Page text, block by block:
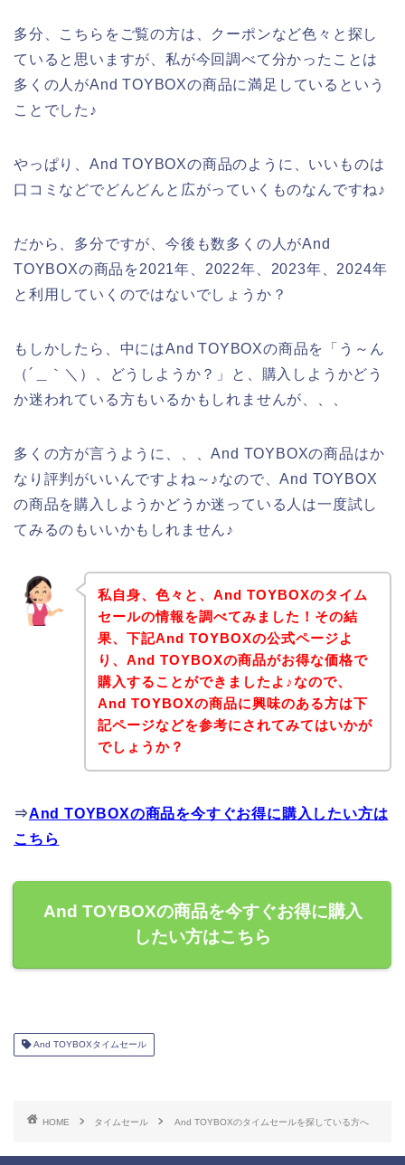
多分、こちらをご覧の方は、クーポンなど色々と探し
ていると思いますが、私が今回調べて分かったことは
多くの人がAnd TOYBOXの商品に満足しているという
ことでした♪
やっぱり、And TOYBOXの商品のように、いいものは
口コミなどでどんどんと広がっていくものなんですね♪
だから、多分ですが、今後も数多くの人がAnd
TOYBOXの商品を2021年、2022年、2023年、2024年
と利用していくのではないでしょうか？
もしかしたら、中にはAnd TOYBOXの商品を「う～ん
（´＿｀＼）、どうしようか？」と、購入しようかどう
か迷われている方もいるかもしれませんが、、、
多くの方が言うように、、、And TOYBOXの商品はか
なり評判がいいんですよね～♪なので、And TOYBOX
の商品を購入しようかどうか迷っている人は一度試し
てみるのもいいかもしれません♪
私自身、色々と、And TOYBOXのタイム
セールの情報を調べてみました！その結
果、下記And TOYBOXの公式ページよ
り、And TOYBOXの商品がお得な価格で
購入することができましたよ♪なので、
And TOYBOXの商品に興味のある方は下
記ページなどを参考にされてみてはいかが
でしょうか？
⇒And TOYBOXの商品を今すぐお得に購入したい方は
こちら
And TOYBOXの商品を今すぐお得に購入
したい方はこちら
And TOYBOXタイムセール
HOME タイムセール And TOYBOXのタイムセールを探している方へ